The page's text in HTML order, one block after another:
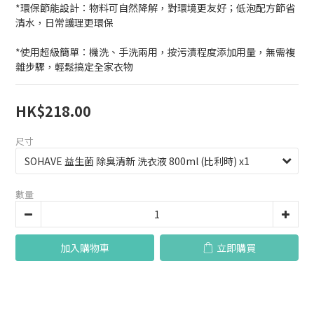
*環保節能設計：物料可自然降解，對環境更友好；低泡配方節省
清水，日常護理更環保
*使用超級簡單：機洗、手洗兩用，按污漬程度添加用量，無需複
雜步驟，輕鬆搞定全家衣物
HK$218.00
尺寸
數量
加入購物車 立即購買